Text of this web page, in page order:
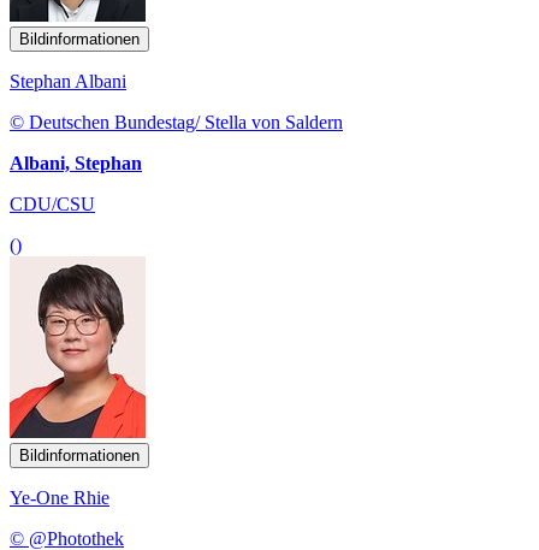
Bildinformationen
Stephan Albani
© Deutschen Bundestag/ Stella von Saldern
Albani, Stephan
CDU/CSU
()
Bildinformationen
Ye-One Rhie
© @Photothek